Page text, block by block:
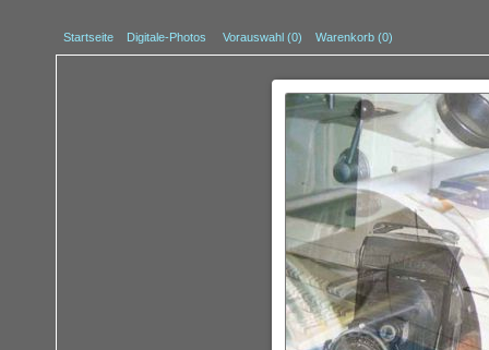
Startseite Digitale-Photos Vorauswahl (0) Warenkorb (0)